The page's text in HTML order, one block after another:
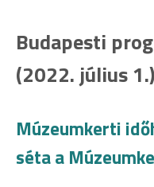
Budapesti
(2022. július 1.)
Múzeumkerti
séta a